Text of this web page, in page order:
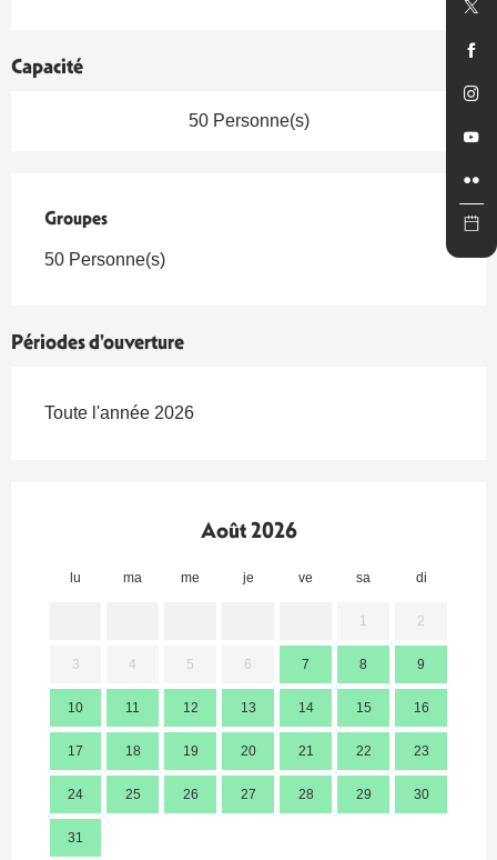
Capacité
50 Personne(s)
Groupes
Groupes
50 Personne(s)
Périodes d'ouverture
Toute l'année 2026
Août 2026
lu ma me je ve sa di
1 2
3 4 5 6 7 8 9
10 11 12 13 14 15 16
17 18 19 20 21 22 23
24 25 26 27 28 29 30
31